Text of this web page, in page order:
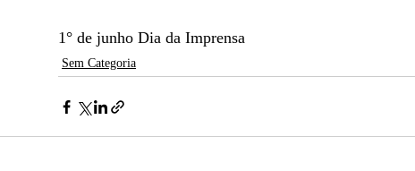
1° de junho Dia da Imprensa
Sem Categoria